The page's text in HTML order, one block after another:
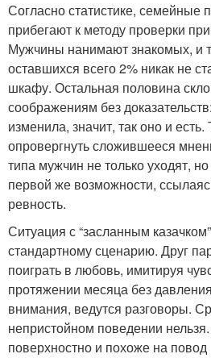
Согласно статистике, семейные
прибегают к методу проверки
Мужчины нанимают знакомых, и
оставшихся всего 2% никак не
шкафу. Остальная половина
соображениям без
изменила, значит, так оно и
опровергнуть сложившееся
типа мужчин не только уходят,
первой же возможности,
ревность.
Ситуация с “засланным
стандартному сценарию. Друг
поиграть в любовь, имитируя
протяжении месяца без
внимания, ведутся разговоры.
непристойном поведении
поверхностно и похоже на повод